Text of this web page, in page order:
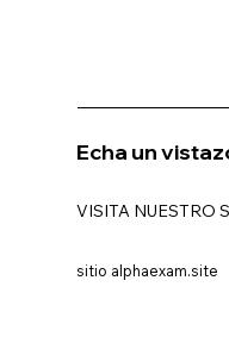
Echa un
sitio alphaexam.site